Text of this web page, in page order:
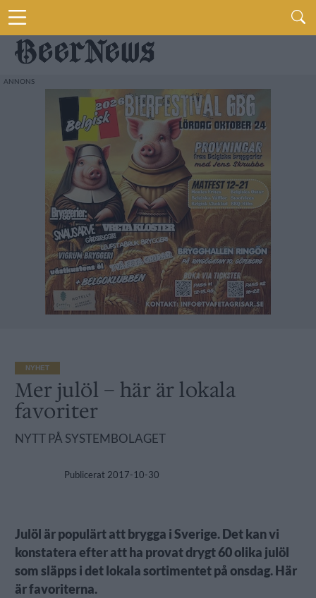
NYHET
Mer julöl – här är lokala
favoriter
NYTT PÅ SYSTEMBOLAGET
Publicerat 2017-10-30
Julöl är populärt att brygga i Sverige. Det kan vi
konstatera efter att ha provat drygt 60 olika julöl
som släpps i det lokala sortimentet på onsdag. Här
är favoriterna.